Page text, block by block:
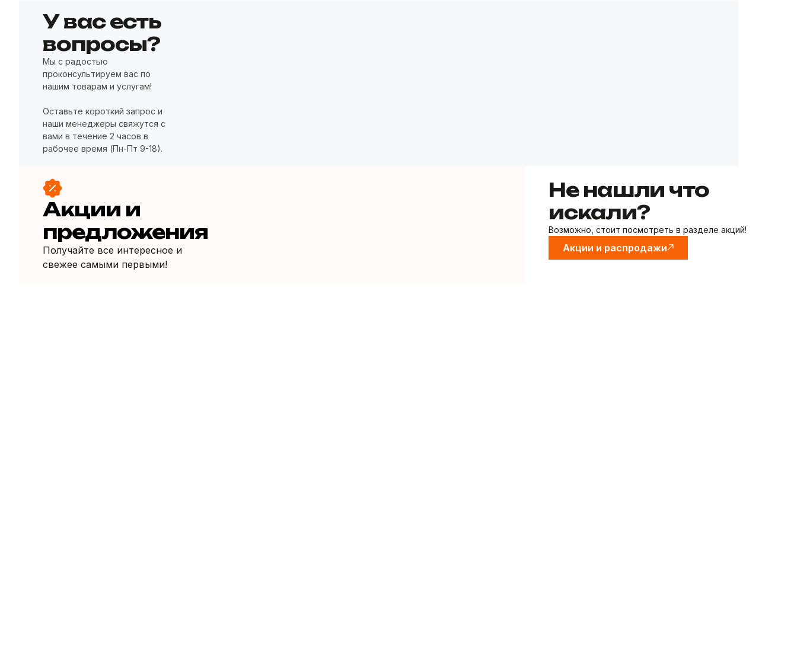
У вас есть
вопросы?
Мы с радостью
проконсультируем вас по
нашим товарам и услугам!
Оставьте короткий запрос и
наши менеджеры свяжутся с
вами в течение 2 часов в
рабочее время (Пн-Пт 9-18).
Акции и
предложения
Получайте все интересное и
свежее самыми первыми!
Не нашли что
искали?
Возможно, стоит посмотреть в разделе акций!
Акции и распродажи